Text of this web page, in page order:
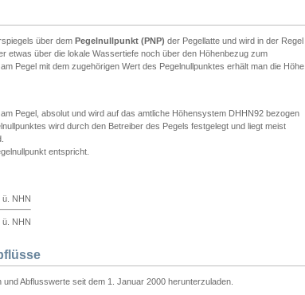
über dem Pegelnullpunkt (PNP) der Pegellatte und wird in der Regel
etwas über die lokale Wassertiefe noch über den Höhenbezug zum
Pegel mit dem zugehörigen Wert des Pegelnullpunktes erhält man die Höhe
Pegel, absolut und wird auf das amtliche Höhensystem DHHN92 bezogen
wird durch den Betreiber des Pegels festgelegt und liegt meist
entspricht.
ü. NHN
ü. NHN
Abflusswerte seit dem 1. Januar 2000 herunterzuladen.